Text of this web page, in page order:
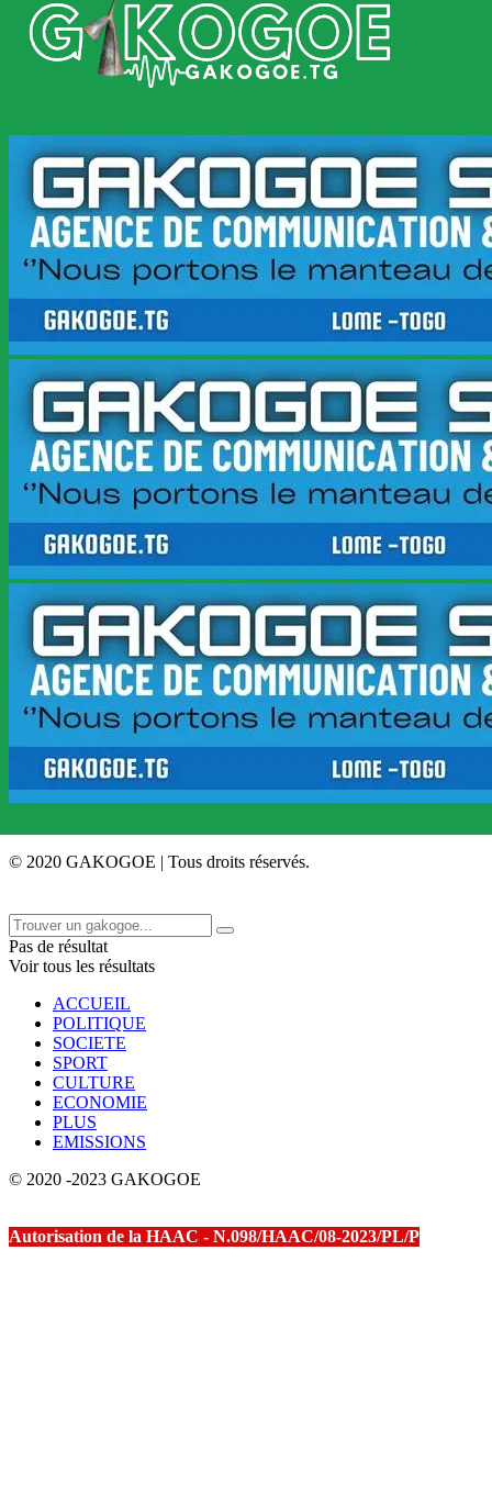
© 2020 GAKOGOE | Tous droits réservés.
Pas de résultat
Voir tous les résultats
ACCUEIL
POLITIQUE
SOCIETE
SPORT
CULTURE
ECONOMIE
PLUS
EMISSIONS
© 2020 -2023 GAKOGOE
Autorisation de la HAAC - N.098/HAAC/08-2023/PL/P